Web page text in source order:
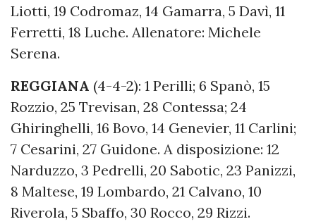
Liotti, 19 Codromaz, 14 Gamarra, 5 Davì, 11
Ferretti, 18 Luche. Allenatore: Michele
Serena.
REGGIANA (4-4-2): 1 Perilli; 6 Spanò, 15
Rozzio, 25 Trevisan, 28 Contessa; 24
Ghiringhelli, 16 Bovo, 14 Genevier, 11 Carlini;
7 Cesarini, 27 Guidone. A disposizione: 12
Narduzzo, 3 Pedrelli, 20 Sabotic, 23 Panizzi,
8 Maltese, 19 Lombardo, 21 Calvano, 10
Riverola, 5 Sbaffo, 30 Rocco, 29 Rizzi.